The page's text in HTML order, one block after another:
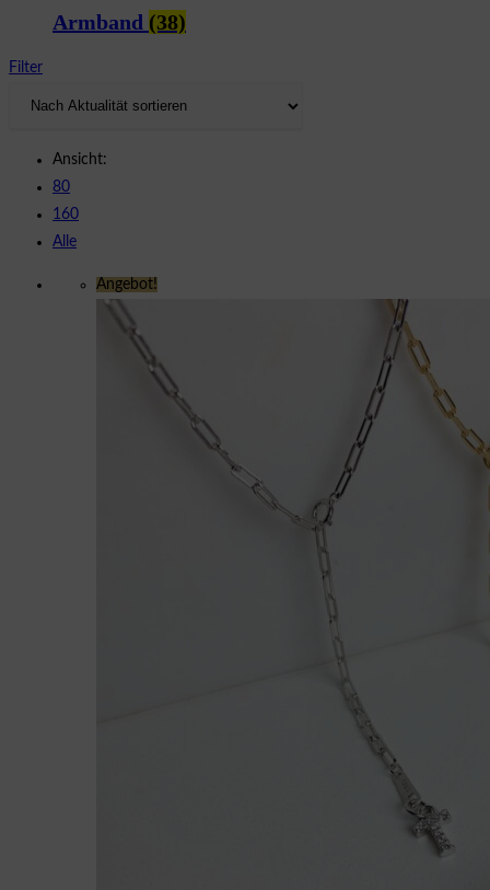
Armband (38)
Filter
Ansicht:
80
160
Alle
Angebot!